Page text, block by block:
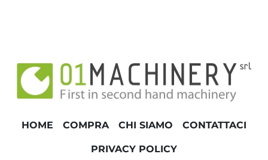
HOME COMPRA CHI SIAMO CONTATTACI
PRIVACY POLICY